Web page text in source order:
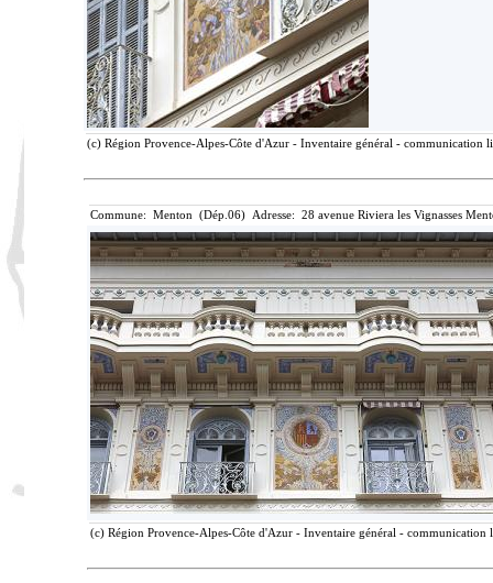
(c) Région Provence-Alpes-Côte d'Azur - Inventaire général - communication
Commune: Menton (Dép.06) Adresse: 28 avenue Riviera les Vignasses
(c) Région Provence-Alpes-Côte d'Azur - Inventaire général -